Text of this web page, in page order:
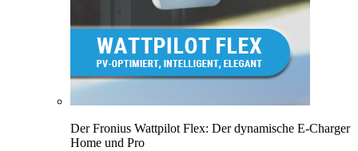
Der Fronius Wattpilot Flex: Der dynamische E-Charger
Home und Pro